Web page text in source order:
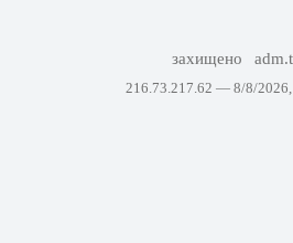
захищено
216.73.217.62 — 8/8/